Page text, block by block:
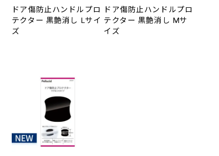
ドア傷防止ハンドルプロ
テクター 黒艶消し Lサイ
ズ
ドア傷防止ハンドルプロ
テクター 黒艶消し Mサ
イズ